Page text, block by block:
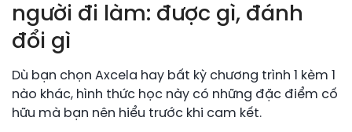
người đi làm: được gì, đánh
đổi gì
Dù bạn chọn Axcela hay bất kỳ chương trình 1 kèm 1
nào khác, hình thức học này có những đặc điểm cố
hữu mà bạn nên hiểu trước khi cam kết.